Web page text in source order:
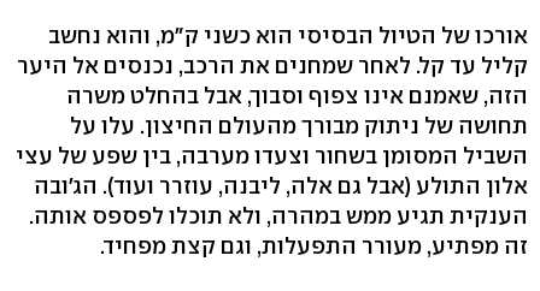
אורכו של הטיול הבסיסי הוא כשני ק"מ, והוא נחשב
קליל עד קל. לאחר שמחנים את הרכב, נכנסים אל היער
הזה, שאמנם אינו צפוף וסבוך, אבל בהחלט משרה
תחושה של ניתוק מבורך מהעולם החיצון. עלו על
השביל המסומן בשחור וצעדו מערבה, בין שפע של עצי
אלון התולע (אבל גם אלה, ליבנה, עוזרר ועוד‭.(‬ הג'ובה
הענקית תגיע ממש במהרה, ולא תוכלו לפספס אותה.
זה מפתיע, מעורר התפעלות, וגם קצת מפחיד.